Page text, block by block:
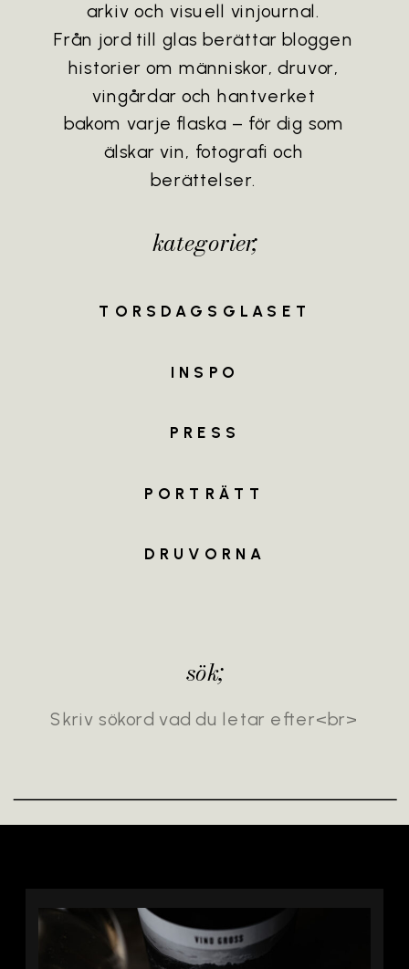
MEET
TEAM
Search
sök;
kategorier;
PORTRÄTT
PRESS
INSPO
TORSDAGSGLASET
DRUVORNA
arkiv och visuell vinjournal.
Från jord till glas berättar bloggen
historier om människor, druvor,
vingårdar och hantverket
bakom varje flaska – för dig som
älskar vin, fotografi och
berättelser.